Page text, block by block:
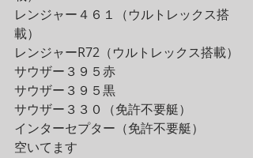
レンジャー４６１（ウルトレックス搭
載）
レンジャーR72（ウルトレックス搭載）
サウザー３９５赤
サウザー３９５黒
サウザー３３０（免許不要艇）
インターセプター（免許不要艇）
空いてます